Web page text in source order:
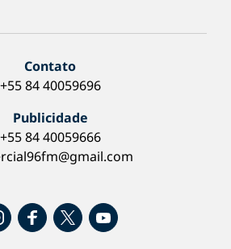
Contato
+55 84 40059696
Publicidade
+55 84 40059666